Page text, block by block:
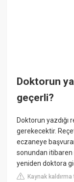
Doktorun
geçerli?
Doktorun yazdığı
gerekecektir.
eczaneye
sonundan itibaren
yeniden doktora
Kaynak kaldırma